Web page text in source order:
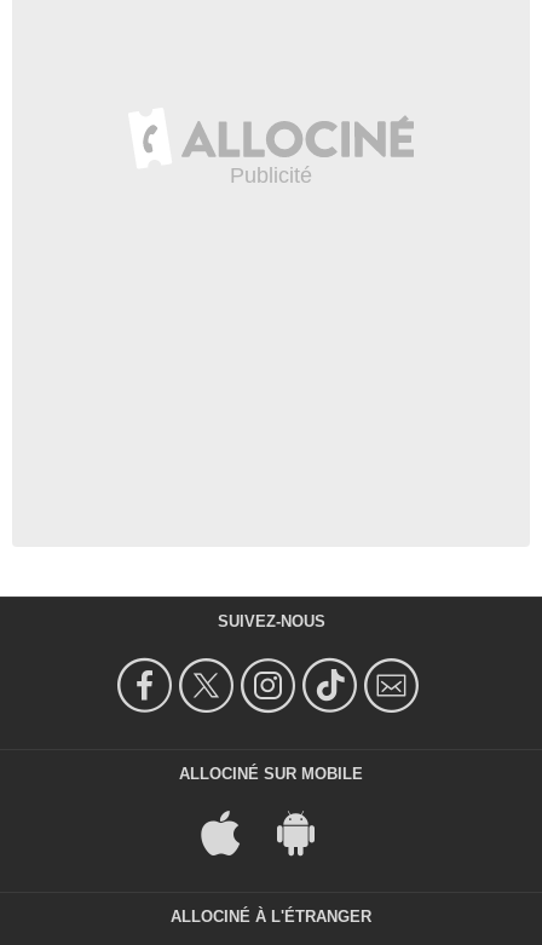
SUIVEZ-NOUS
ALLOCINÉ SUR MOBILE
ALLOCINÉ À L'ÉTRANGER